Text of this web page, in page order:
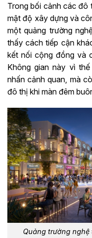
Trong bối cảnh các đô
mật độ xây dựng và
một quảng trường
thấy cách tiếp cận
kết nối cộng đồng và
Không gian này vì
nhấn cảnh quan, mà
đô thị khi màn đêm
Quảng trường